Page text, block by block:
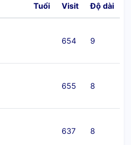
Tuổi Visit Độ dài
654 9
655 8
637 8